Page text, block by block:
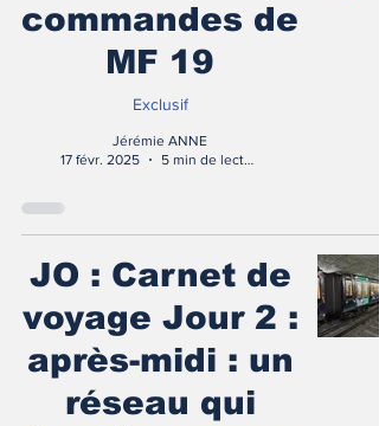
commandes de
MF 19
Exclusif
Jérémie ANNE
17 févr. 2025
5 min de lecture
JO : Carnet de
voyage Jour 2 :
après-midi : un
réseau qui